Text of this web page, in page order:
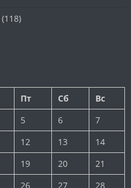
(118)
Пт Сб
Вс
5 6
7
12 13
14
19 20
21
26 27 28